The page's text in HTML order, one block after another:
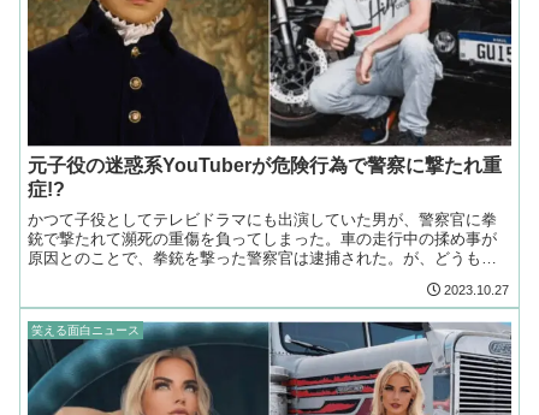
元子役の迷惑系YouTuberが危険行為で警察に撃たれ重
症!?
かつて子役としてテレビドラマにも出演していた男が、警察官に拳
銃で撃たれて瀕死の重傷を負ってしまった。車の走行中の揉め事が
原因とのことで、拳銃を撃った警察官は逮捕された。が、どうも警
2023.10.27
笑える面白ニュース